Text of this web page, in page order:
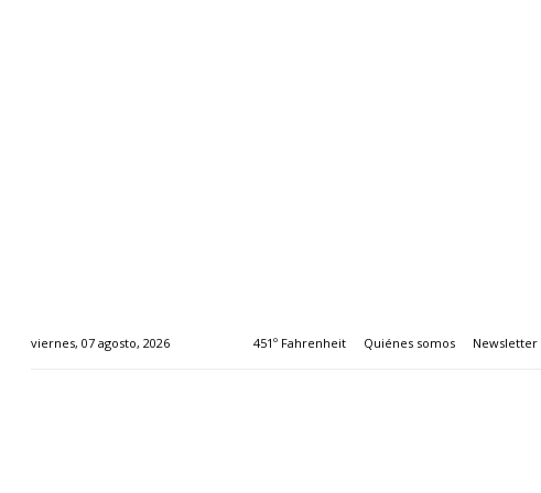
viernes, 07 agosto, 2026 451º Fahrenheit Quiénes somos Newsletter